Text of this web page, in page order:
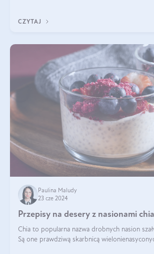
CZYTAJ
Paulina Maludy
23 cze 2024
Przepisy na desery z nasionami chia
Chia to popularna nazwa drobnych nasion
Są one prawdziwą skarbnicą